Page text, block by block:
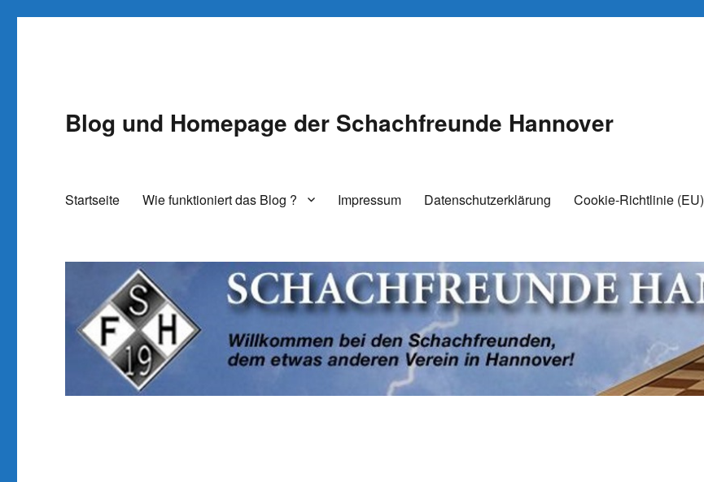
Blog und Homepage der Schachfreunde Hannover
Startseite Wie funktioniert das Blog ? Impressum Datenschutzerklärung Cookie-Richtlinie (EU)